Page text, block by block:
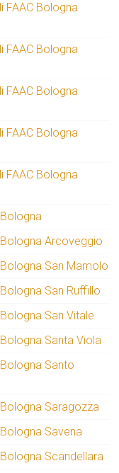
FAAC Bologna
FAAC Bologna
FAAC Bologna
FAAC Bologna
FAAC Bologna
Arcoveggio
San Mamolo
San Ruffillo
San Vitale
Santa Viola
Santo
Saragozza
Savena
Scandellara